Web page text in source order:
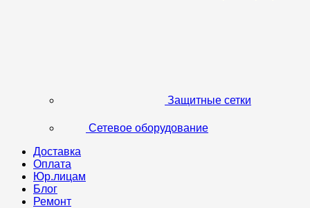
Защитные сетки
Сетевое оборудование
Доставка
Оплата
Юр.лицам
Блог
Ремонт